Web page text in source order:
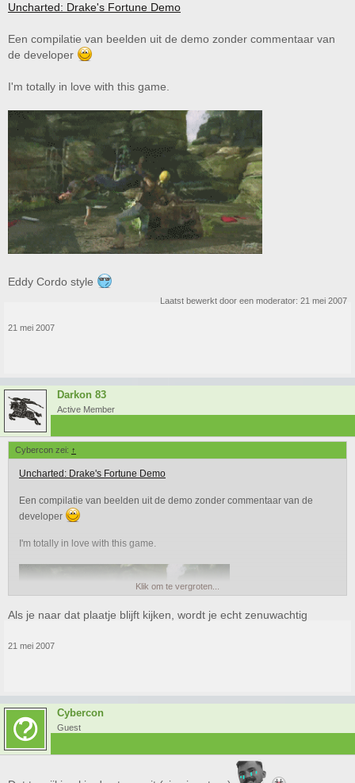
Uncharted: Drake's Fortune Demo
Een compilatie van beelden uit de demo zonder commentaar van
de developer
I'm totally in love with this game.
Eddy Cordo style
Laatst bewerkt door een moderator: 21 mei 2007
21 mei 2007
Darkon 83
Active Member
Cybercon zei: ↑
Uncharted: Drake's Fortune Demo
Een compilatie van beelden uit de demo zonder commentaar van de
developer
I'm totally in love with this game.
Eddy Cordo style
Klik om te vergroten...
Als je naar dat plaatje blijft kijken, wordt je echt zenuwachtig
21 mei 2007
Cybercon
Guest